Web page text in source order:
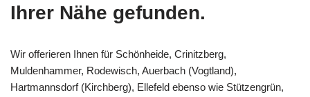
Ihrer Nähe gefunden.
Wir offerieren Ihnen für Schönheide, Crinitzberg,
Muldenhammer, Rodewisch, Auerbach (Vogtland),
Hartmannsdorf (Kirchberg), Ellefeld ebenso wie Stützengrün,